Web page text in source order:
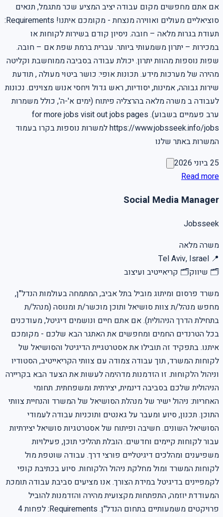
אם אתם מחפשים מקום עבודה יציב המציע שכר מתגמל, תנאים
סוציאליים מעולים ואווירה מנצחת - מקומכם איתנו! Requirements:
תעודת בגרות מלאה – חובה. ניסיון קודם בשירות לקוחות או
במכירות – יתרון משמעותי ביותר. עברית ברמת שפת אם – חובה.
שפות נוספות מהוות יתרון. יכולת עבודה בסביבה ממוחשבת וקליטה
מהירה של מערכות מידע. תכונות אופי: כושר ביטוי מעולה , תודעת
שירות גבוהה, אמינות, יסודיות, ראש גדול ויחסי אנוש מצוינים. נכונות
לעבודה ב משרה מלאה בהרצליה פיתוח (ימים א'-ה', כולל משמרות
ערב פעמיים בשבוע). for more jobs visit out jobs pages
https://www.jobsseek.info/jobs למשרות נוספות בקרו בעמוד
המשרות באתר שלנו
25 ביוני 2026
Read more
Social Media Manager
Jobsseek
משרה מלאה
📍
Tel Aviv, Israel
🗂 שיווק🗂 קריאייטיב ועיצוב
משרד פרסום ומיתוג מוביל בתל אביב, המתמחה בעולמות הנדל"ן,
מחפש מנהל/ת צוות סושיאל ותוכן מוכשר/ת ומנוסה (מנהל/ת
בתחילת הדרך הניהולית). אם אתם חיים ונושמים דיגיטל, מעודכנים
בכל הטרנדים החמים ומחפשים את האתגר הבא שלכם - מקומכם
איתנו. בתפקיד זה תובילו את אסטרטגיית הדיגיטל והסושיאל של
לקוחות המשרד, תוך עבודה צמודה עם צוותי הקריאייטיב, הסטודיו
וניהול הלקוחות. זו הזדמנות מדהימה לעשות את הצעד הבא בקריירה
הניהולית שלכם בסביבה דינמית, יצירתית ומשפחתית. תחומי
האחריות: ניהול ישיר של מנהלת הסושיאל של המשרד והנחיית צוותי
התוכן. תכנון, סיוע ומעבר על גאנטים ותוכניות עבודה לעמודי
הסושיאל השונים. חשיבה ופיתוח של אסטרטגיות סושיאל יצירתיות
עבור לקוחות קיימים וחדשים. הובלת תהליכי תוכן, פעילויות
משפיענים ומהלכים דיגיטליים פורצי דרך. עבודה שוטפת מול
לקוחות המשרד ומול מחלקת ניהול הלקוחות. סיוע בכתיבת קופי
לקמפיינים בדיגיטל במידת הצורך. אנו מציעים סביבת עבודה תומכת
המעודדת יוזמה, התפתחות מקצועית מהירה והזדמנות להוביל
פרויקטים משמעותיים בתחום הנדל"ן. Requirements: לפחות 4